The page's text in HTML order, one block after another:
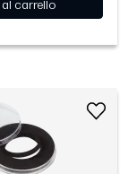
carrello